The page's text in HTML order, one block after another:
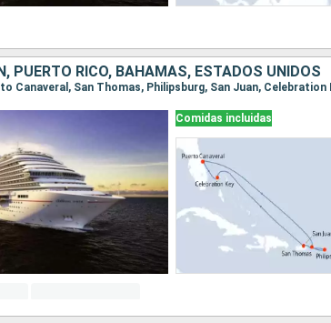
PUERTO RICO, BAHAMAS, ESTADOS UNIDOS
Canaveral, San Thomas, Philipsburg, San Juan, Celebration
Comidas incluidas